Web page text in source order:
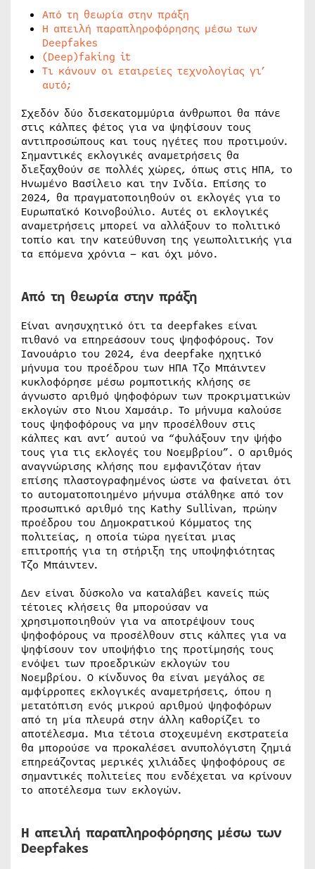
Από τη θεωρία στην πράξη
Η απειλή παραπληροφόρησης μέσω των
Deepfakes
(Deep)faking it
Τι κάνουν οι εταιρείες τεχνολογίας γι’
αυτό;
Σχεδόν δύο δισεκατομμύρια άνθρωποι θα πάνε
στις κάλπες φέτος για να ψηφίσουν τους
αντιπροσώπους και τους ηγέτες που προτιμούν.
Σημαντικές εκλογικές αναμετρήσεις θα
διεξαχθούν σε πολλές χώρες, όπως στις ΗΠΑ, το
Ηνωμένο Βασίλειο και την Ινδία. Επίσης το
2024, θα πραγματοποιηθούν οι εκλογές για το
Ευρωπαϊκό Κοινοβούλιο. Αυτές οι εκλογικές
αναμετρήσεις μπορεί να αλλάξουν το πολιτικό
τοπίο και την κατεύθυνση της γεωπολιτικής για
τα επόμενα χρόνια – και όχι μόνο.
Από τη θεωρία στην πράξη
Είναι ανησυχητικό ότι τα deepfakes είναι
πιθανό να επηρεάσουν τους ψηφοφόρους. Τον
Ιανουάριο του 2024, ένα deepfake ηχητικό
μήνυμα του προέδρου των ΗΠΑ Τζο Μπάιντεν
κυκλοφόρησε μέσω ρομποτικής κλήσης σε
άγνωστο αριθμό ψηφοφόρων των προκριματικών
εκλογών στο Νιου Χαμσάιρ. Το μήνυμα καλούσε
τους ψηφοφόρους να μην προσέλθουν στις
κάλπες και αντ’ αυτού να “φυλάξουν την ψήφο
τους για τις εκλογές του Νοεμβρίου”. Ο αριθμός
αναγνώρισης κλήσης που εμφανιζόταν ήταν
επίσης πλαστογραφημένος ώστε να φαίνεται ότι
το αυτοματοποιημένο μήνυμα στάλθηκε από τον
προσωπικό αριθμό της Kathy Sullivan, πρώην
προέδρου του Δημοκρατικού Κόμματος της
πολιτείας, η οποία τώρα ηγείται μιας
επιτροπής για τη στήριξη της υποψηφιότητας
Τζο Μπάιντεν.
Δεν είναι δύσκολο να καταλάβει κανείς πώς
τέτοιες κλήσεις θα μπορούσαν να
χρησιμοποιηθούν για να αποτρέψουν τους
ψηφοφόρους να προσέλθουν στις κάλπες για να
ψηφίσουν τον υποψήφιο της προτίμησής τους
ενόψει των προεδρικών εκλογών του
Νοεμβρίου. Ο κίνδυνος θα είναι μεγάλος σε
αμφίρροπες εκλογικές αναμετρήσεις, όπου η
μετατόπιση ενός μικρού αριθμού ψηφοφόρων
από τη μία πλευρά στην άλλη καθορίζει το
αποτέλεσμα. Μια τέτοια στοχευμένη εκστρατεία
θα μπορούσε να προκαλέσει ανυπολόγιστη ζημιά
επηρεάζοντας μερικές χιλιάδες ψηφοφόρους σε
σημαντικές πολιτείες που ενδέχεται να κρίνουν
το αποτέλεσμα των εκλογών.
Η απειλή παραπληροφόρησης μέσω των
Deepfakes